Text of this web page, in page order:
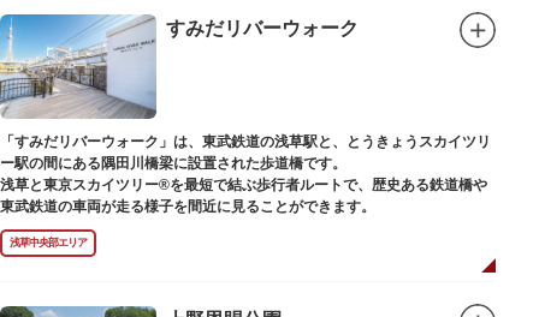
一方「西園」は、蓮の名所としても知られる風光明媚な「不忍池」のほとり
に位置する区域。キリンやサイなどの人気動物をはじめ、アイアイや“動か
ない鳥”として話題のハシビロコウなどユニークな種も見られます。
子ども動物園「すてっぷ」では、小動物を間近で観察することを通じて、命
の大切さや生きものの魅力が学べる体験プログラムが実施されています。
歩き疲れたり、お腹が空いてきたら、園内にいくつかあるフードショップで
休憩しましょう。それぞれのお店で、動物たちをモチーフにした可愛いフー
ドやスイーツが食べられます。オリジナルグッズを取り扱うギフトショップ
も必見です。
すみだリバーウォーク
「すみだリバーウォーク」は、東武鉄道の浅草駅と、とうきょうスカイツリ
ー駅の間にある隅田川橋梁に設置された歩道橋です。
浅草と東京スカイツリー®を最短で結ぶ歩行者ルートで、歴史ある鉄道橋や
東武鉄道の車両が走る様子を間近に見ることができます。
浅草中央部エリア